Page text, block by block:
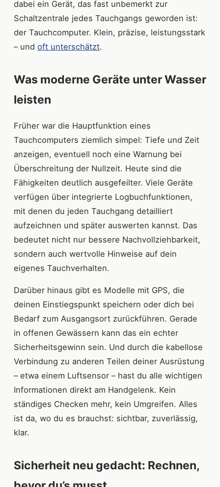
dabei ein Gerät, das fast unbemerkt zur
Schaltzentrale jedes Tauchgangs geworden ist:
der Tauchcomputer. Klein, präzise, leistungsstark
– und oft unterschätzt.
Was moderne Geräte unter Wasser
leisten
Früher war die Hauptfunktion eines
Tauchcomputers ziemlich simpel: Tiefe und Zeit
anzeigen, eventuell noch eine Warnung bei
Überschreitung der Nullzeit. Heute sind die
Fähigkeiten deutlich ausgefeilter. Viele Geräte
verfügen über integrierte Logbuchfunktionen,
mit denen du jeden Tauchgang detailliert
aufzeichnen und später auswerten kannst. Das
bedeutet nicht nur bessere Nachvollziehbarkeit,
sondern auch wertvolle Hinweise auf dein
eigenes Tauchverhalten.
Darüber hinaus gibt es Modelle mit GPS, die
deinen Einstiegspunkt speichern oder dich bei
Bedarf zum Ausgangsort zurückführen. Gerade
in offenen Gewässern kann das ein echter
Sicherheitsgewinn sein. Und durch die kabellose
Verbindung zu anderen Teilen deiner Ausrüstung
– etwa einem Luftsensor – hast du alle wichtigen
Informationen direkt am Handgelenk. Kein
ständiges Checken mehr, kein Umgreifen. Alles
ist da, wo du es brauchst: sichtbar, zuverlässig,
klar.
Sicherheit neu gedacht: Rechnen,